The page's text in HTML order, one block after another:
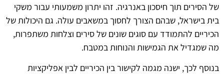
של הסירים תוך חיסכון באנרגיה. זהו יתרון משמעותי עבור משקי
בית בישראל, שבהם הצורך לחסוך במשאבים עולה. גם היכולות של
הכיריים להתמודד עם סוגים שונים של סירים וצלחות משתפרות,
מה שמגדיל את הגמישות והנוחות במטבח.
בנוסף לכך, ישנה מגמה לקישור בין הכיריים לבין אפליקציות